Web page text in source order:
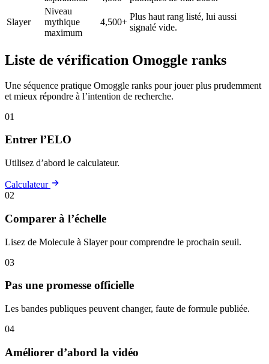
Slayer
Niveau
mythique
maximum
4,500+
Plus haut rang listé, lui aussi
signalé vide.
Liste de vérification Omoggle ranks
Une séquence pratique Omoggle ranks pour jouer plus prudemment
et mieux répondre à l’intention de recherche.
01
Entrer l’ELO
Utilisez d’abord le calculateur.
Calculateur
02
Comparer à l’échelle
Lisez de Molecule à Slayer pour comprendre le prochain seuil.
03
Pas une promesse officielle
Les bandes publiques peuvent changer, faute de formule publiée.
04
Améliorer d’abord la vidéo